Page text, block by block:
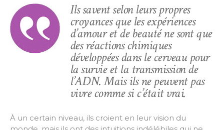
Ils savent selon leurs propres
croyances que les expériences
d’amour et de beauté ne sont que
des réactions chimiques
développées dans le cerveau pour
la survie et la transmission de
l’ADN. Mais ils ne peuvent pas
vivre comme si c’était vrai.
À un certain niveau, ils croient en leur vision du